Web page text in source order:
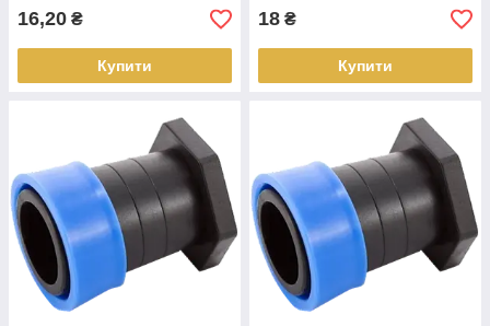
16,20 ₴
Купити
18 ₴
Купити